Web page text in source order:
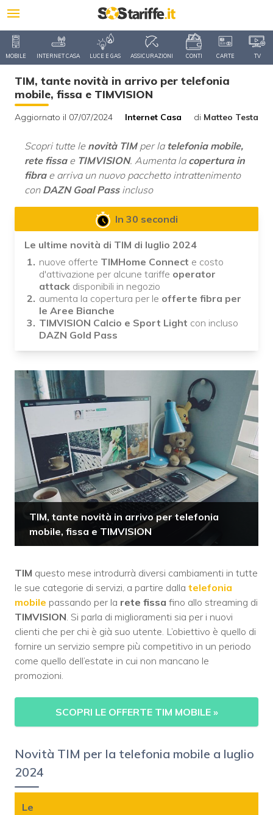
MOBILE INTERNET CASA LUCE E GAS ASSICURAZIONI CONTI CARTE TV
TIM, tante novità in arrivo per telefonia
mobile, fissa e TIMVISION
Aggiornato il 07/07/2024 Internet Casa di Matteo Testa
Scopri tutte le novità TIMper la telefonia mobile,
rete fissa e TIMVISION. Aumenta la copertura in
fibrae arriva un nuovo pacchetto intrattenimento
con DAZN Goal Passincluso
In 30 secondi
Le ultime novità di TIM di luglio 2024
nuove offerte TIMHome Connect e costo
d'attivazione per alcune tariffe operator
attack disponibili in negozio
aumenta la copertura per le offerte fibra per
le Aree Bianche
TIMVISION Calcio e Sport Light con incluso
DAZN Gold Pass
TIM, tante novità in arrivo per telefonia
mobile, fissa e TIMVISION
TIM questo mese introdurrà diversi cambiamenti in tutte
le sue categorie di servizi, a partire dalla telefonia
mobile passando per la rete fissa fino allo streaming di
TIMVISION. Si parla di miglioramenti sia per i nuovi
clienti che per chi è già suo utente. L’obiettivo è quello di
fornire un servizio sempre più competitivo in un periodo
come quello dell’estate in cui non mancano le
promozioni.
SCOPRI LE OFFERTE TIM MOBILE »
Novità TIM per la telefonia mobile a luglio
2024
Le